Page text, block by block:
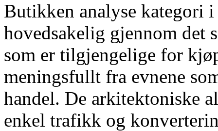
Butikken analyse kategori
hovedsakelig gjennom det
som er tilgjengelige for
meningsfullt fra evnene
handel. De arkitektoniske
enkel trafikk og